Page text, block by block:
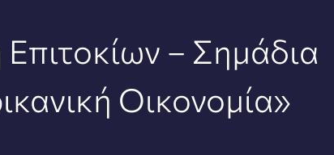
– Σημάδια
Οικονομία»